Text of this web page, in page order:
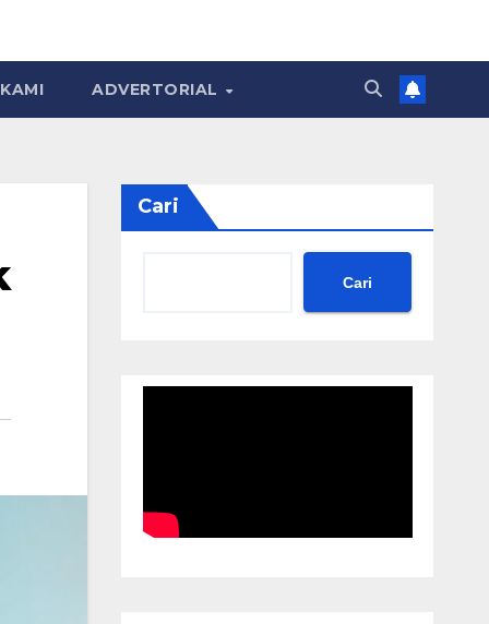
ADVERTORIAL
Cari
Cari